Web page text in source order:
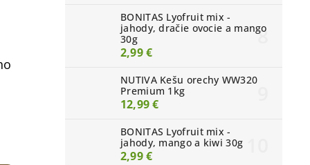
BONITAS Lyofruit mix -
jahody, dračie ovocie a mango
30g
2,99 €
NUTIVA Kešu orechy WW320
Premium 1kg
12,99 €
BONITAS Lyofruit mix -
jahody, mango a kiwi 30g
2,99 €